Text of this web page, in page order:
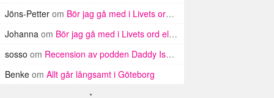
Jöns-Petter om Bör jag gå med i Livets ord eller inte? Argument för och emot
Johanna om Bör jag gå med i Livets ord eller inte? Argument för och emot
sosso om Recension av podden Daddy Issues, som jag inte har hört
Benke om Allt går långsamt i Göteborg